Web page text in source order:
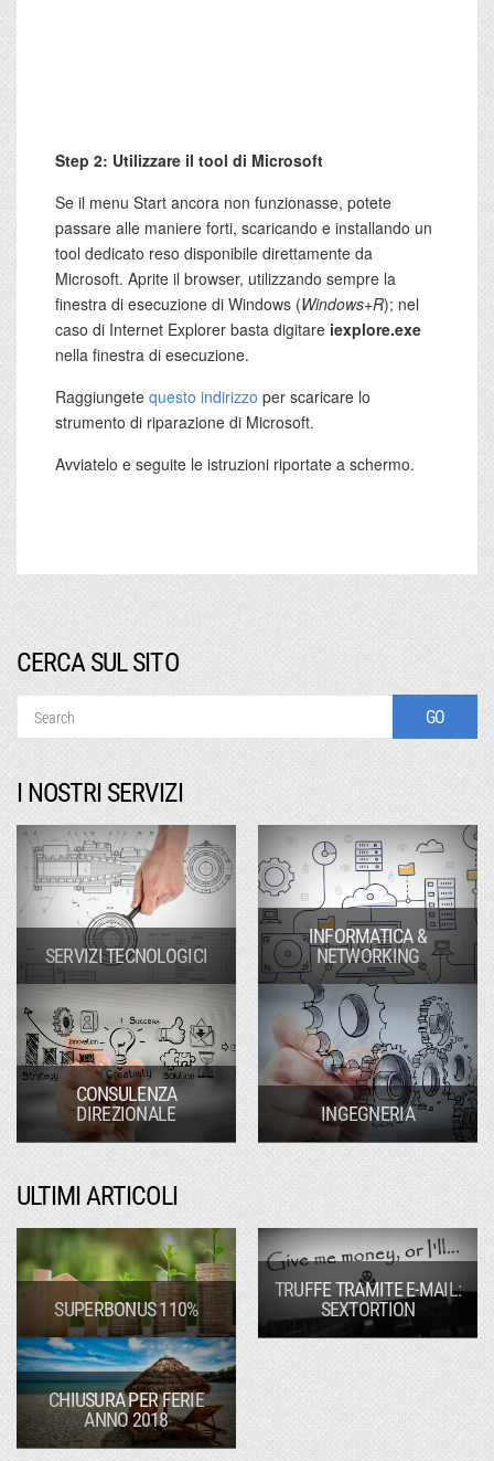
Step 2: Utilizzare il tool di Microsoft
Se il menu Start ancora non funzionasse, potete
passare alle maniere forti, scaricando e installando un
tool dedicato reso disponibile direttamente da
Microsoft. Aprite il browser, utilizzando sempre la
finestra di esecuzione di Windows (Windows+R); nel
caso di Internet Explorer basta digitare iexplore.exe
nella finestra di esecuzione.
Raggiungete questo indirizzo per scaricare lo
strumento di riparazione di Microsoft.
Avviatelo e seguite le istruzioni riportate a schermo.
CERCA SUL SITO
I NOSTRI SERVIZI
SERVIZI TECNOLOGICI
INFORMATICA &
NETWORKING
CONSULENZA
DIREZIONALE
INGEGNERIA
ULTIMI ARTICOLI
SUPERBONUS 110%
TRUFFE TRAMITE E-MAIL:
SEXTORTION
CHIUSURA PER FERIE
ANNO 2018